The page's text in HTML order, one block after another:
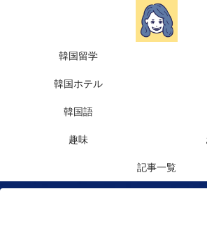
韓国留学
韓国ホテル
韓国語
趣味
記事一覧